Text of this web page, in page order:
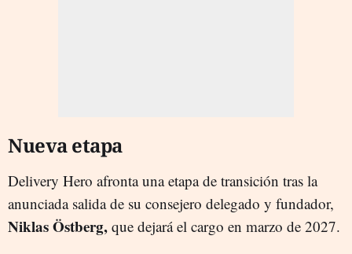
Nueva etapa
Delivery Hero afronta una etapa de transición tras la
anunciada salida de su consejero delegado y fundador,
Niklas Östberg, que dejará el cargo en marzo de 2027.